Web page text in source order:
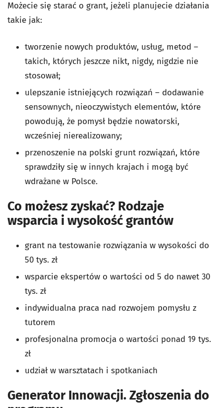
Możecie się starać o grant, jeżeli planujecie działania
takie jak:
tworzenie nowych produktów, usług, metod –
takich, których jeszcze nikt, nigdy, nigdzie nie
stosował;
ulepszanie istniejących rozwiązań – dodawanie
sensownych, nieoczywistych elementów, które
powodują, że pomysł będzie nowatorski,
wcześniej nierealizowany;
przenoszenie na polski grunt rozwiązań, które
sprawdziły się w innych krajach i mogą być
wdrażane w Polsce.
Co możesz zyskać? Rodzaje
wsparcia i wysokość grantów
grant na testowanie rozwiązania w wysokości do
50 tys. zł
wsparcie ekspertów o wartości od 5 do nawet 30
tys. zł
indywidualna praca nad rozwojem pomysłu z
tutorem
profesjonalna promocja o wartości ponad 19 tys.
zł
udział w warsztatach i spotkaniach
Generator Innowacji. Zgłoszenia do